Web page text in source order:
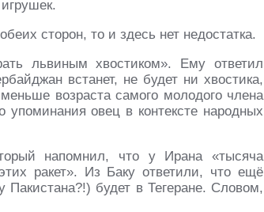
сторон, то и здесь нет недостатка.
львиным хвостиком». Ему ответил
встанет, не будет ни хвостика,
возраста самого молодого члена
овец в контексте народных
напомнил, что у Ирана «тысяча
ракет». Из Баку ответили, что ещё
Пакистана?!) будет в Тегеране. Словом,